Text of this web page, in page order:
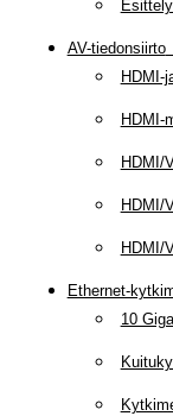
AV-tiedonsiirto(
HDMI-
HDMI-
HDMI/
HDMI/
HDMI/
Ethernet-
10